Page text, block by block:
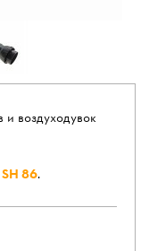
воздуходувок
SH 86.